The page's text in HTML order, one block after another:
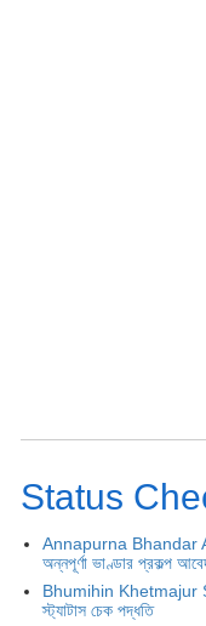
Status
Annapurna Bhandar
অন্নপূর্ণা ভাণ্ডার প্রকল্প
Bhumihin Khetmajur
স্ট্যাটাস চেক পদ্ধতি